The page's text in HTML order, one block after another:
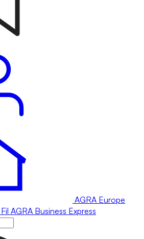
AGRA Europe
Fil AGRA Business Express